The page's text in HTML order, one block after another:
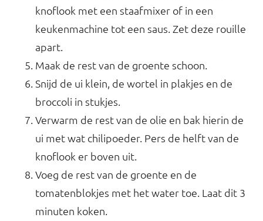
knoflook met een staafmixer of in een
keukenmachine tot een saus. Zet deze rouille
apart.
Maak de rest van de groente schoon.
Snijd de ui klein, de wortel in plakjes en de
broccoli in stukjes.
Verwarm de rest van de olie en bak hierin de
ui met wat chilipoeder. Pers de helft van de
knoflook er boven uit.
Voeg de rest van de groente en de
tomatenblokjes met het water toe. Laat dit 3
minuten koken.